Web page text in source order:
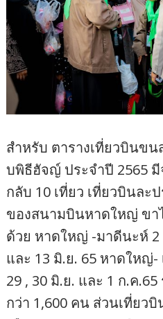
สำหรับ ตารางเที่ยวบินขน
บพิธีฮัจญ์ ประจำปี 2565
กลับ 10 เที่ยว เที่ยวบินล
ของสนามบินหาดใหญ่ ขา
ด้วย หาดใหญ่ -มาดีนะห์ 2
และ 13 มิ.ย. 65 หาดใหญ่-
29 , 30 มิ.ย. และ 1 ก.ค
กว่า 1,600 คน ส่วนเที่ยว